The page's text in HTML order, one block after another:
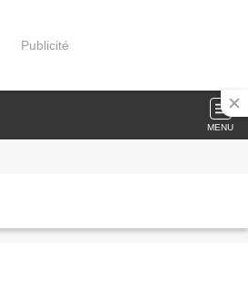
Publicité
MENU